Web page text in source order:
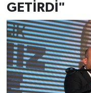
GETİRDİ"